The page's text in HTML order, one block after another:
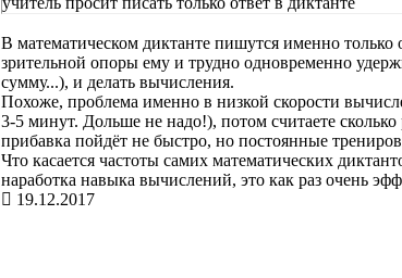
В математическом диктанте пишутся именно только
зрительной опоры ему и трудно одновременно
сумму...), и делать вычисления.
Похоже, проблема именно в низкой скорости
3-5 минут. Дольше не надо!), потом считаете
прибавка пойдёт не быстро, но постоянные
Что касается частоты самих математических
наработка навыка вычислений, это как раз очень
19.12.2017